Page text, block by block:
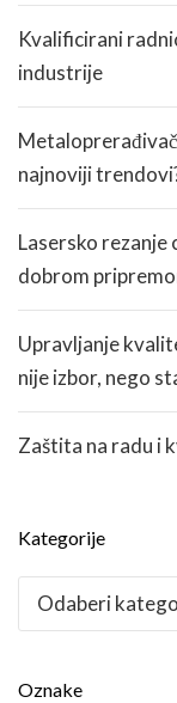
Kvalificirani
industrije
najnoviji
Lasersko rezanje
dobrom
Upravljanje
nije izbor, nego
Zaštita na radu i
Kategorije
Kategorije
Oznake